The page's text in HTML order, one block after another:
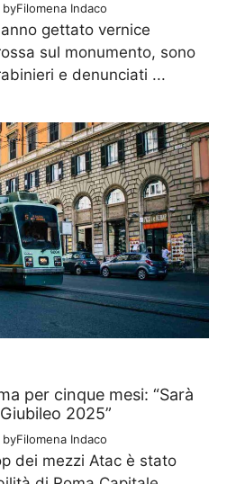
byFilomena Indaco
gettato vernice
sul monumento, sono
e denunciati ...
per cinque mesi: “Sarà
2025”
byFilomena Indaco
dei mezzi Atac è stato